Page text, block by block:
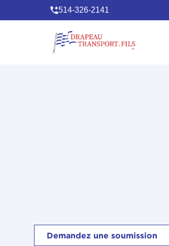
514-326-2141
Demandez une soumission